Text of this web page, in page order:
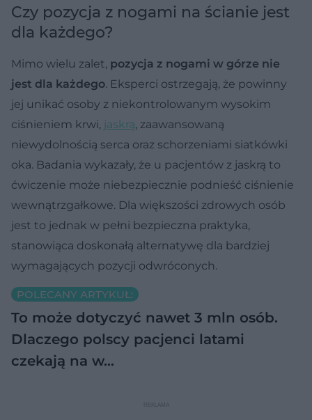
Czy pozycja z nogami na ścianie jest
dla każdego?
Mimo wielu zalet, pozycja z nogami w górze nie
jest dla każdego. Eksperci ostrzegają, że powinny
jej unikać osoby z niekontrolowanym wysokim
ciśnieniem krwi, jaskrą, zaawansowaną
niewydolnością serca oraz schorzeniami siatkówki
oka. Badania wykazały, że u pacjentów z jaskrą to
ćwiczenie może niebezpiecznie podnieść ciśnienie
wewnątrzgałkowe. Dla większości zdrowych osób
jest to jednak w pełni bezpieczna praktyka,
stanowiąca doskonałą alternatywę dla bardziej
wymagających pozycji odwróconych.
POLECANY ARTYKUŁ:
To może dotyczyć nawet 3 mln osób.
Dlaczego polscy pacjenci latami
czekają na w…